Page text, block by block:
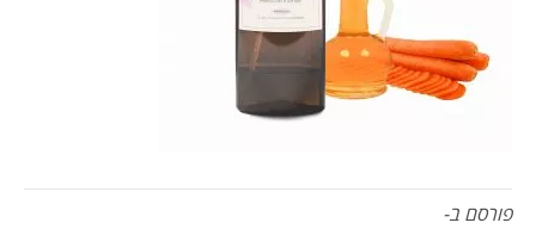
פורסם ב-